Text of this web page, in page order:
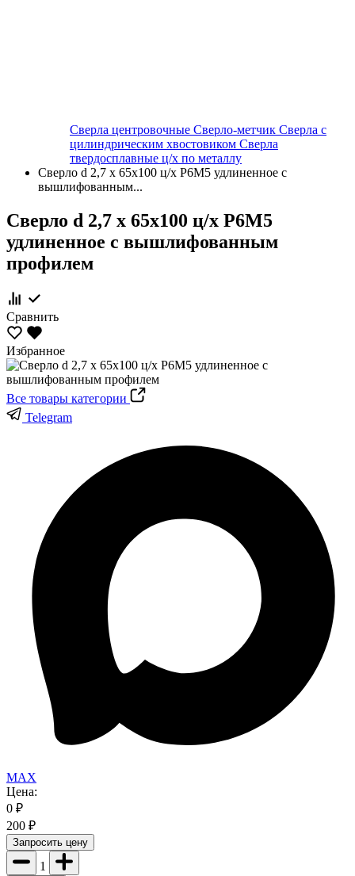
Сверла центровочные Сверло-метчик Сверла с
цилиндрическим хвостовиком Сверла
твердосплавные ц/х по металлу
Сверло d 2,7 х 65х100 ц/х Р6М5 удлиненное с
вышлифованным...
Сверло d 2,7 х 65х100 ц/х Р6М5
удлиненное с вышлифованным
профилем
Сравнить
Избранное
Все товары категории
Telegram
MAX
Цена:
0 ₽
200 ₽
Запросить цену
1